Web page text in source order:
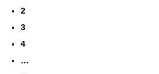
2
3
4
…